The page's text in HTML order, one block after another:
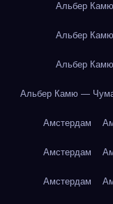
Альбер
Альбер
Альбер
Альбер Камю —
Амстердам
Амстердам
Амстердам